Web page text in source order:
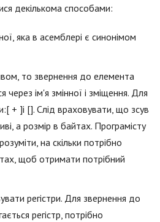
декількома способами:
яка в асемблері є синонімом
то звернення до елемента
через ім'я змінної і зміщення. Для
+ ]і []. Слід враховувати, що зсув
а розмір в байтах. Програмісту
на скільки потрібно
щоб отримати потрібний
регістри. Для звернення до
регістр, потрібно